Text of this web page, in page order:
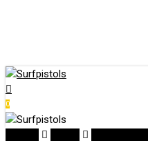
account
0
Menu